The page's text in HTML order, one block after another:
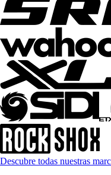
Descubre todas nuestras